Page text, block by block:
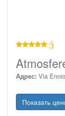
Адрес: Via
Показать